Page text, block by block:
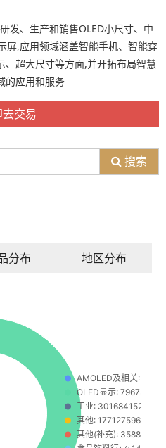
、生产和销售OLED小尺寸、中
屏,应用领域涵盖智能手机、智能穿
超大尺寸等方面,并开拓布局智慧
的应用和服务
去交易
搜索
分布 地区分布